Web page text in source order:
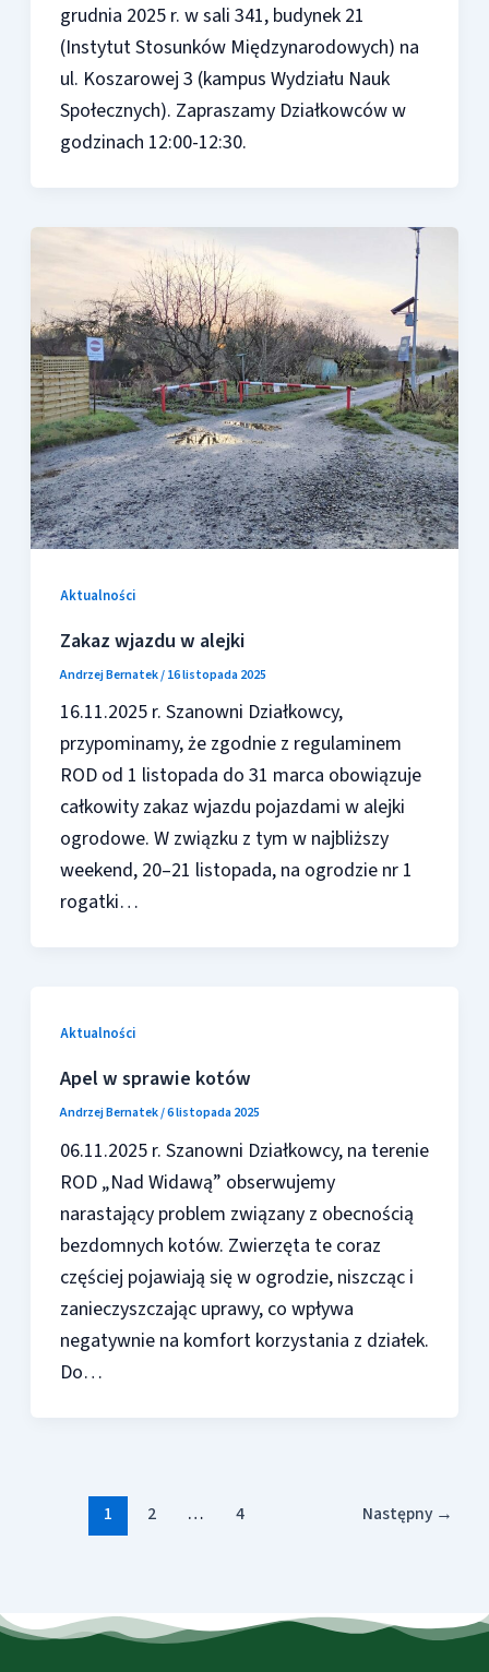
grudnia 2025 r. w sali 341, budynek 21
(Instytut Stosunków Międzynarodowych) na
ul. Koszarowej 3 (kampus Wydziału Nauk
Społecznych). Zapraszamy Działkowców w
godzinach 12:00-12:30.
Aktualności
Zakaz wjazdu w alejki
Andrzej Bernatek/16 listopada 2025
16.11.2025 r. Szanowni Działkowcy,
przypominamy, że zgodnie z regulaminem
ROD od 1 listopada do 31 marca obowiązuje
całkowity zakaz wjazdu pojazdami w alejki
ogrodowe. W związku z tym w najbliższy
weekend, 20–21 listopada, na ogrodzie nr 1
rogatki…
Aktualności
Apel w sprawie kotów
Andrzej Bernatek/6 listopada 2025
06.11.2025 r. Szanowni Działkowcy, na terenie
ROD „Nad Widawą” obserwujemy
narastający problem związany z obecnością
bezdomnych kotów. Zwierzęta te coraz
częściej pojawiają się w ogrodzie, niszcząc i
zanieczyszczając uprawy, co wpływa
negatywnie na komfort korzystania z działek.
Do…
1 2 … 4 Następny →